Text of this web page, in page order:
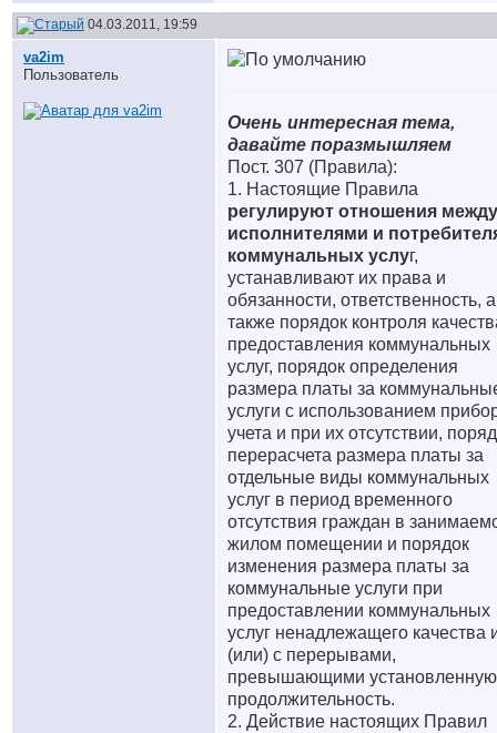
04.03.2011, 19:59
va2im
Пользователь
Очень интересная тема,
давайте поразмышляем
Пост. 307 (Правила):
1. Настоящие Правила
регулируют отношения между
исполнителями и
коммунальных услуг,
устанавливают их права и
обязанности, ответственность, а
также порядок контроля
предоставления коммунальных
услуг, порядок определения
размера платы за
услуги с использованием
учета и при их отсутствии,
перерасчета размера платы за
отдельные виды коммунальных
услуг в период временного
отсутствия граждан в
жилом помещении и порядок
изменения размера платы за
коммунальные услуги при
предоставлении коммунальных
услуг ненадлежащего качества
(или) с перерывами,
превышающими установленную
продолжительность.
2. Действие настоящих Правил